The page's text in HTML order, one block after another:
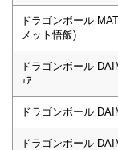
ドラゴンボール
メット悟飯)
ドラゴンボール
ｭｱ
ドラゴンボール
ドラゴンボール